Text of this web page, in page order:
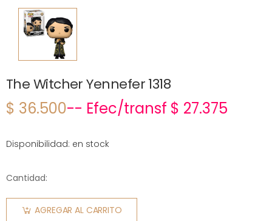
The Witcher Yennefer 1318
$ 36.500-- Efec/transf $ 27.375
Disponibilidad: en stock
Cantidad:
AGREGAR AL CARRITO